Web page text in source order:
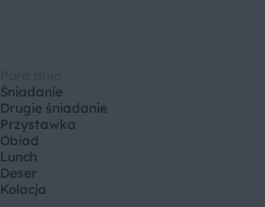
Śniadanie
Drugie śniadanie
Przystawka
Obiad
Lunch
Deser
Kolacja